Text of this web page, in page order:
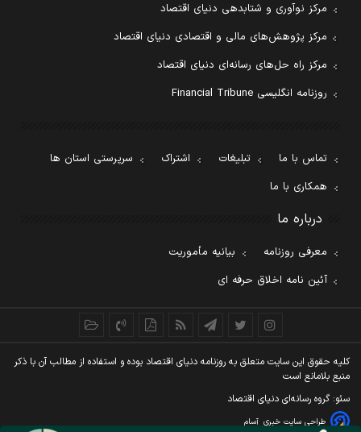
مرکز نوآوری و شتابدهی دنیای اقتصاد
مرکز پژوهش‌های مالی و اقتصادی دنیای اقتصاد
مرکز راه حل‌های رسانه‌ای دنیای اقتصاد
روزنامه انگلیسی Financial Tribune
تماس با ما تبلیغات اشتراک
سرپرستی استان ها
همکاری با ما
درباره ما
معرفی روزنامه
بیانیه مأموریت
آئین نامه اخلاق حرفه ای
کليه حقوق اين سايت متعلق به روزنامه دنيای اقتصاد بوده و استفاده از مطالب آن با ذکر
منبع بلامانع است
سئو: گروه رسانه‌ای دنیای اقتصاد
طراحی سایت خبری آسام